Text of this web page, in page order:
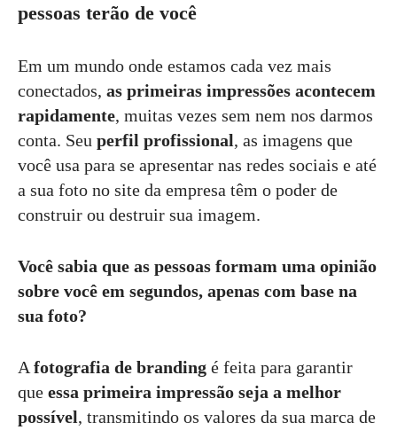
pessoas terão de você
Em um mundo onde estamos cada vez mais
conectados, as primeiras impressões acontecem
rapidamente, muitas vezes sem nem nos darmos
conta. Seu perfil profissional, as imagens que
você usa para se apresentar nas redes sociais e até
a sua foto no site da empresa têm o poder de
construir ou destruir sua imagem.
Você sabia que as pessoas formam uma opinião
sobre você em segundos, apenas com base na
sua foto?
A fotografia de branding é feita para garantir
que essa primeira impressão seja a melhor
possível, transmitindo os valores da sua marca de